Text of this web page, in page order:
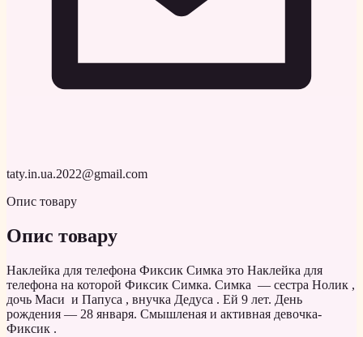
taty.in.ua.2022@gmail.com
Опис товару
Опис товару
Наклейка для телефона Фиксик Симка это Наклейка для
телефона на которой Фиксик Симка. Симка — сестра Нолик ,
дочь Маси и Папуса , внучка Дедуса . Ей 9 лет. День
рождения — 28 января. Смышленая и активная девочка-
Фиксик .